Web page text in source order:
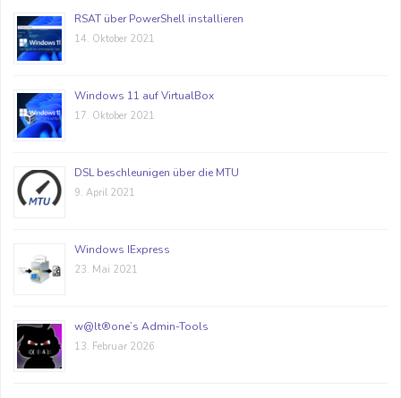
RSAT über PowerShell installieren
14. Oktober 2021
Windows 11 auf VirtualBox
17. Oktober 2021
DSL beschleunigen über die MTU
9. April 2021
Windows IExpress
23. Mai 2021
w@lt®one’s Admin-Tools
13. Februar 2026